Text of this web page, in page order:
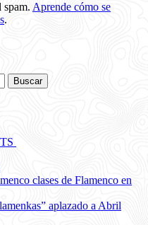
spam. Aprende cómo se
.
clases de Flamenco en
aplazado a Abril